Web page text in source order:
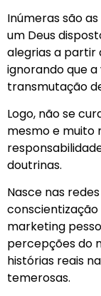
Inúmeras são
um Deus
alegrias a partir
ignorando que
transmutação
Logo, não se
mesmo e muito
doutrinas.
Nasce nas
marketing
percepções do
histórias reais
temerosas.